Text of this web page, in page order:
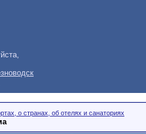
о странах, об отелях и санаториях